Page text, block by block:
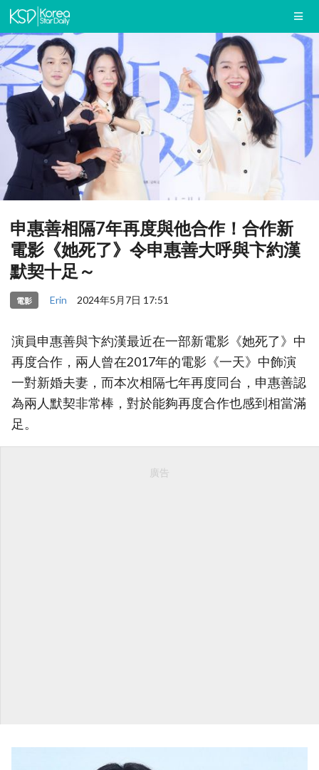
申惠善相隔7年再度與他合作！合作新
電影《她死了》令申惠善大呼與卞約漢
默契十足～
電影 Erin 2024年5月7日 17:51
演員申惠善與卞約漢最近在一部新電影《她死了》中
再度合作，兩人曾在2017年的電影《一天》中飾演
一對新婚夫妻，而本次相隔七年再度同台，申惠善認
為兩人默契非常棒，對於能夠再度合作也感到相當滿
足。
廣告